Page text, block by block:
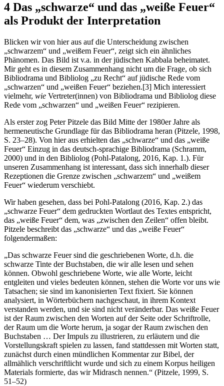
4 Das „schwarze“ und das „weiße Feuer“
als Produkt der Interpretation
Blicken wir von hier aus auf die Unterscheidung zwischen
„schwarzem“ und „weißem Feuer“, zeigt sich ein ähnliches
Phänomen. Das Bild ist v.a. in der jüdischen Kabbala beheimatet.
Mir geht es in diesem Zusammenhang nicht um die Frage, ob sich
Bibliodrama und Bibliolog „zu Recht“ auf jüdische Rede vom
„schwarzen“ und „weißen Feuer“ beziehen.[3] Mich interessiert
vielmehr, wie Vertreter(innen) von Bibliodrama und Bibliolog diese
Rede vom „schwarzen“ und „weißen Feuer“ rezipieren.
Als erster zog Peter Pitzele das Bild Mitte der 1980er Jahre als
hermeneutische Grundlage für das Bibliodrama heran (Pitzele, 1998,
S. 23–28). Von hier aus erhielten das „schwarze“ und das „weiße
Feuer“ Einzug in das deutsch-sprachige Bibliodrama (Schramm,
2000) und in den Bibliolog (Pohl-Patalong, 2016, Kap. 1.). Für
unseren Zusammenhang ist interessant, dass sich innerhalb dieser
Rezeptionen die Grenze zwischen „schwarzem“ und „weißem
Feuer“ wiederum verschiebt.
Wir haben gesehen, dass bei Pohl-Patalong (2016, Kap. 2.) das
„schwarze Feuer“ dem gedruckten Wortlaut des Textes entspricht,
das „weiße Feuer“ dem, was „zwischen den Zeilen“ offen bleibt.
Pitzele beschreibt das „schwarze“ und das „weiße Feuer“
folgendermaßen:
„Das schwarze Feuer sind die geschriebenen Worte, d.h. die
schwarze Tinte der Buchstaben, die wir alle lesen und sehen
können. Obwohl geschriebene Worte, wie alle Worte, leicht
entgleiten und vieles bedeuten können, stehen die Worte vor uns wie
Tatsachen; sie sind im kanonisierten Text fixiert. Sie können
analysiert, in Wörterbüchern nachgeschaut, in ihrem Kontext
verstanden werden, und sie sind nicht veränderbar. Das weiße Feuer
ist der Raum zwischen den Worten auf der Seite oder Schriftrolle,
der Raum um die Worte herum, ja sogar der Raum zwischen den
Buchstaben … Der Impuls zu illustrieren, zu erläutern und die
Vorstellungskraft spielen zu lassen, fand stattdessen mit Worten statt,
zunächst durch einen mündlichen Kommentar zur Bibel, der
allmählich verschriftlicht wurde und sich zu einem Korpus heiligen
Materials formierte, das wir Midrasch nennen.“ (Pitzele, 1999, S.
51–52)